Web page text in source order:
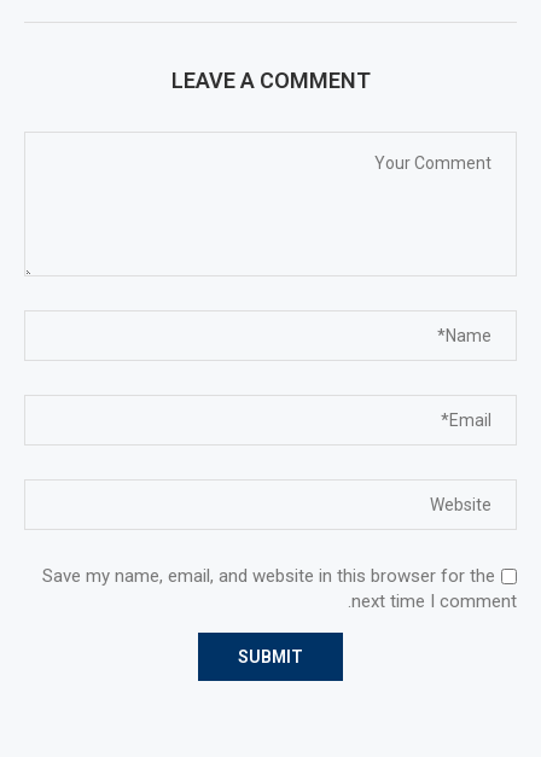
LEAVE A COMMENT
Save my name, email, and website in this browser for the
next time I comment.